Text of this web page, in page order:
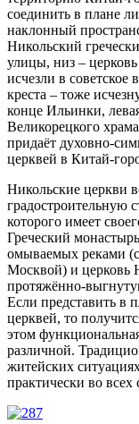
соединить в плане
наклонный
Никольский
улицы, низ –
исчезли в советское
креста – тоже
конце Ильинки,
Великорецкого
придаёт духовно-
церквей в Китай-
Никольские церкви
градостроительную
которого имеет
Греческий
омываемых реками
Москвой) и
протяжённо-
Если представить в
церквей, то
этом
различной.
житейских
практически во